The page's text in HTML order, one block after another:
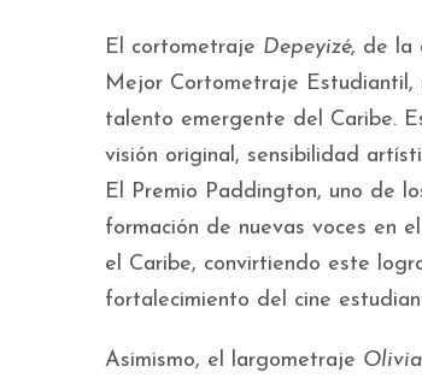
El cortometraje Depeyizé, de la
Mejor Cortometraje Estudiantil,
talento emergente del Caribe.
visión original, sensibilidad
El Premio Paddington, uno de
formación de nuevas voces en
el Caribe, convirtiendo este
fortalecimiento del cine
Asimismo, el largometraje